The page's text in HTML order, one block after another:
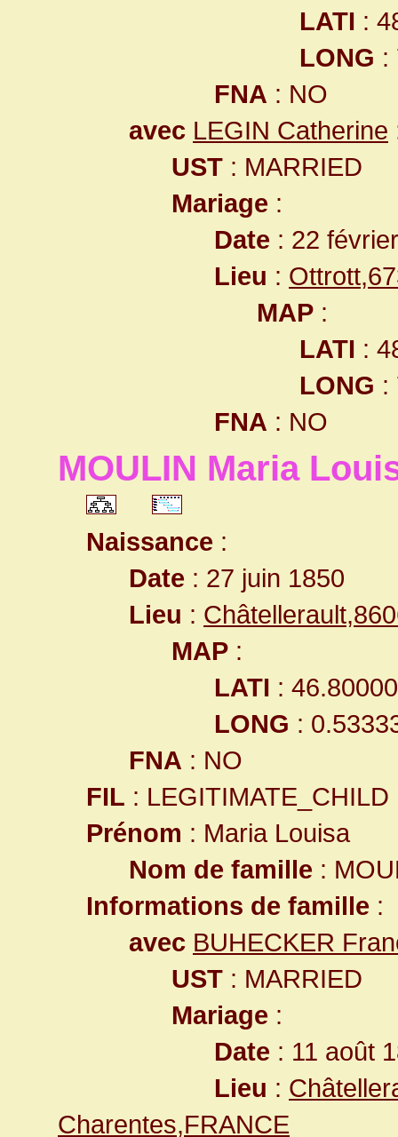
LATI :
LONG :
FNA : NO
avec LEGIN Catherine
UST : MARRIED
Mariage :
Date : 22
Lieu :
MAP :
LATI :
LONG :
FNA : NO
MOULIN Maria
Naissance :
Date : 27 juin 1850
Lieu :
MAP :
LATI :
LONG :
FNA : NO
FIL : LEGITIMATE_CHILD
Prénom : Maria Louisa
Nom de famille :
Informations de famille :
avec BUHECKER
UST : MARRIED
Mariage :
Date : 11 août
Lieu :
Charentes,FRANCE